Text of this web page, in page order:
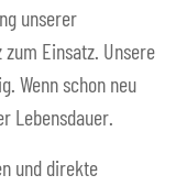
unserer
Einsatz. Unsere
Wenn schon neu
Lebensdauer.
und direkte